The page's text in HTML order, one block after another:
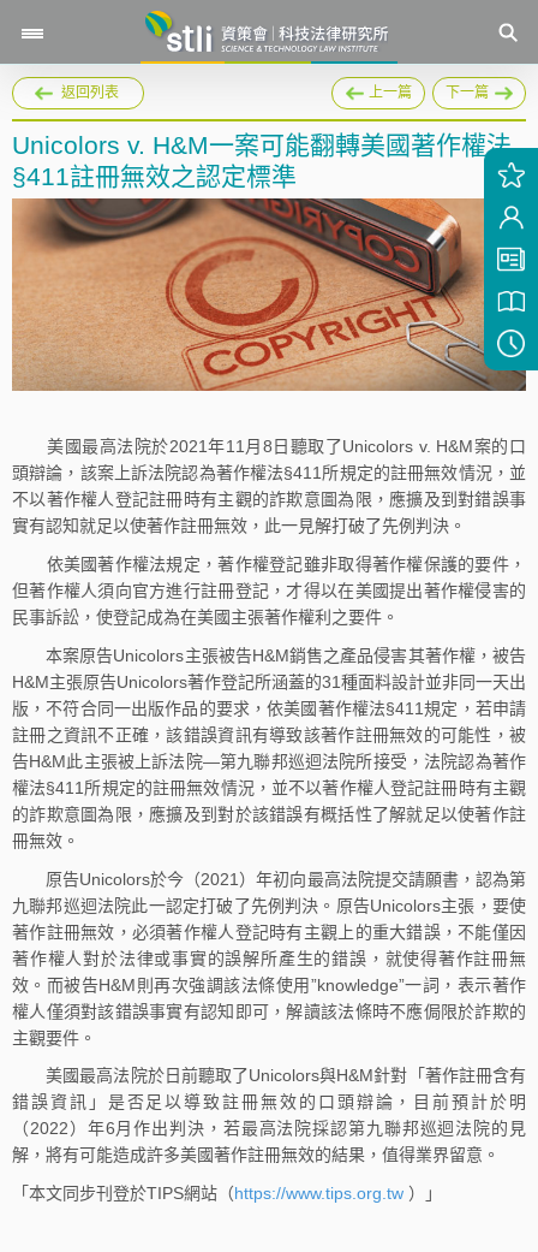
返回列表 上一篇 下一篇
Unicolors v. H&M一案可能翻轉美國著作權法
§411註冊無效之認定標準
美國最高法院於2021年11月8日聽取了Unicolors v. H&M案的口
頭辯論，該案上訴法院認為著作權法§411所規定的註冊無效情況，並
不以著作權人登記註冊時有主觀的詐欺意圖為限，應擴及到對錯誤事
實有認知就足以使著作註冊無效，此一見解打破了先例判決。
依美國著作權法規定，著作權登記雖非取得著作權保護的要件，
但著作權人須向官方進行註冊登記，才得以在美國提出著作權侵害的
民事訴訟，使登記成為在美國主張著作權利之要件。
本案原告Unicolors主張被告H&M銷售之產品侵害其著作權，被告
H&M主張原告Unicolors著作登記所涵蓋的31種面料設計並非同一天出
版，不符合同一出版作品的要求，依美國著作權法§411規定，若申請
註冊之資訊不正確，該錯誤資訊有導致該著作註冊無效的可能性，被
告H&M此主張被上訴法院—第九聯邦巡迴法院所接受，法院認為著作
權法§411所規定的註冊無效情況，並不以著作權人登記註冊時有主觀
的詐欺意圖為限，應擴及到對於該錯誤有概括性了解就足以使著作註
冊無效。
原告Unicolors於今（2021）年初向最高法院提交請願書，認為第
九聯邦巡迴法院此一認定打破了先例判決。原告Unicolors主張，要使
著作註冊無效，必須著作權人登記時有主觀上的重大錯誤，不能僅因
著作權人對於法律或事實的誤解所產生的錯誤，就使得著作註冊無
效。而被告H&M則再次強調該法條使用”knowledge”一詞，表示著作
權人僅須對該錯誤事實有認知即可，解讀該法條時不應侷限於詐欺的
主觀要件。
美國最高法院於日前聽取了Unicolors與H&M針對「著作註冊含有
錯誤資訊」是否足以導致註冊無效的口頭辯論，目前預計於明
（2022）年6月作出判決，若最高法院採認第九聯邦巡迴法院的見
解，將有可能造成許多美國著作註冊無效的結果，值得業界留意。
「本文同步刊登於TIPS網站（https://www.tips.org.tw ）」